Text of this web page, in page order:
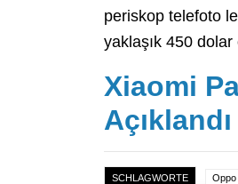
periskop telefoto
yaklaşık 450 dolar
Xiaomi
Açıklandı
SCHLAGWORTE Oppo